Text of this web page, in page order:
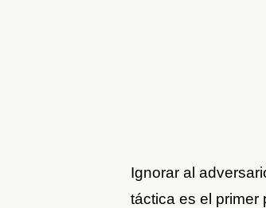
Ignorar al
táctica es el primer